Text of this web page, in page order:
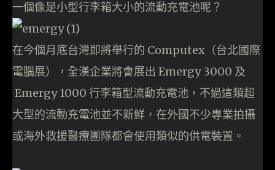
一個像是小型行李箱大小的流動充電池呢？
在今個月底台灣即將舉行的 Computex（台北國際
電腦展）， 全漢企業將會展出 Emergy 3000 及
Emergy 1000 行李箱型流動充電池，不過這類超
大型的流動充電池並不新鮮，在外國不少專業拍攝
或海外救援醫療團隊都會使用類似的供電裝置。